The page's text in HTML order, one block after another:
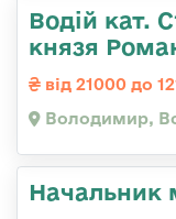
Водій кат.
князя
від 21000 до
Володимир,
Начальник